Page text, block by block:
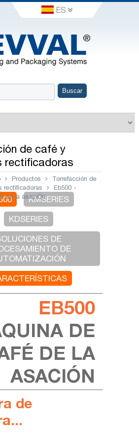
ES
de café y
rectificadoras
Productos
Torrefacción de
rectificadoras
Eb500 -
de la asacıÓnKMSERIES
KDSERIES
DE
DE
EB500
DE
DE LA
ASACIÓN
de